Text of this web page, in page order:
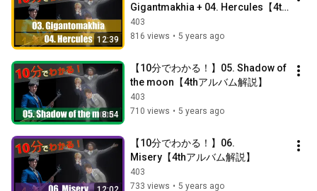
12:39
Gigantmakhia + 04. Hercules【4th
アルバム解説】
403
816 views • 5 years ago
8:54
【10分でわかる！】05. Shadow of
the moon【4thアルバム解説】
403
710 views • 5 years ago
【10分でわかる！】06.
Misery【4thアルバム解説】
403
733 views • 5 years ago